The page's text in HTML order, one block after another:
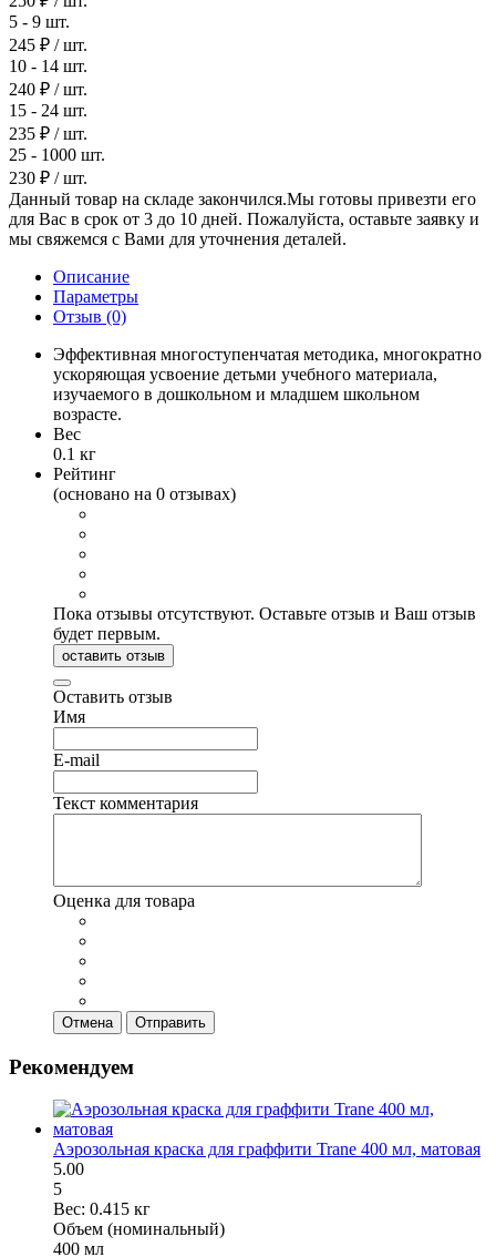
5 - 9 шт.
245 ₽ / шт.
10 - 14 шт.
240 ₽ / шт.
15 - 24 шт.
235 ₽ / шт.
25 - 1000 шт.
230 ₽ / шт.
Данный товар на складе закончился.Мы готовы привезти его
для Вас в срок от 3 до 10 дней. Пожалуйста, оставьте заявку и
мы свяжемся с Вами для уточнения деталей.
Описание
Параметры
Отзыв (0)
Эффективная многоступенчатая методика, многократно
ускоряющая усвоение детьми учебного материала,
изучаемого в дошкольном и младшем школьном
возрасте.
Вес
0.1 кг
Рейтинг
(основано на 0 отзывах)
Пока отзывы отсутствуют. Оставьте отзыв и Ваш отзыв
будет первым.
оставить отзыв
Оставить отзыв
Имя
E-mail
Текст комментария
Оценка для товара
Отмена Отправить
Рекомендуем
Аэрозольная краска для граффити Trane 400 мл, матовая
5.00
5
Вес: 0.415 кг
Объем (номинальный)
400 мл